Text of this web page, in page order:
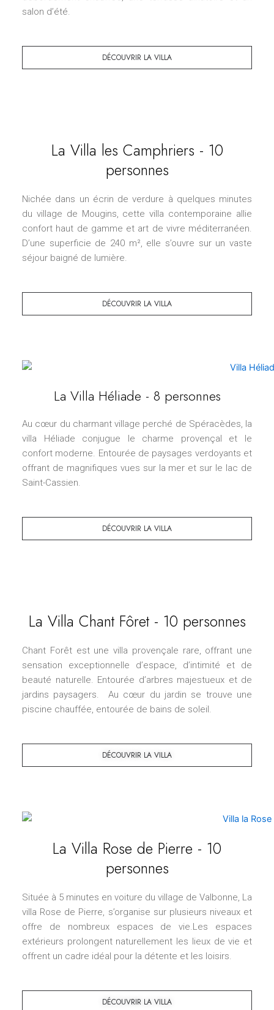
salon d’été.
DÉCOUVRIR LA VILLA
La Villa les Camphriers - 10
personnes
Nichée dans un écrin de verdure à quelques minutes
du village de Mougins, cette villa contemporaine allie
confort haut de gamme et art de vivre méditerranéen.
D’une superficie de 240 m², elle s’ouvre sur un vaste
séjour baigné de lumière.
DÉCOUVRIR LA VILLA
La Villa Héliade - 8 personnes
Au cœur du charmant village perché de Spéracèdes, la
villa Héliade conjugue le charme provençal et le
confort moderne. Entourée de paysages verdoyants et
offrant de magnifiques vues sur la mer et sur le lac de
Saint-Cassien.
DÉCOUVRIR LA VILLA
La Villa Chant Fôret - 10 personnes
Chant Forêt est une villa provençale rare, offrant une
sensation exceptionnelle d’espace, d’intimité et de
beauté naturelle. Entourée d’arbres majestueux et de
jardins paysagers. Au cœur du jardin se trouve une
piscine chauffée, entourée de bains de soleil.
DÉCOUVRIR LA VILLA
La Villa Rose de Pierre - 10
personnes
Située à 5 minutes en voiture du village de Valbonne, La
villa Rose de Pierre, s’organise sur plusieurs niveaux et
offre de nombreux espaces de vie.Les espaces
extérieurs prolongent naturellement les lieux de vie et
offrent un cadre idéal pour la détente et les loisirs.
DÉCOUVRIR LA VILLA